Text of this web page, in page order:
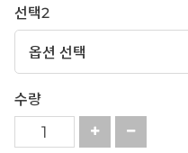
선택2
수량